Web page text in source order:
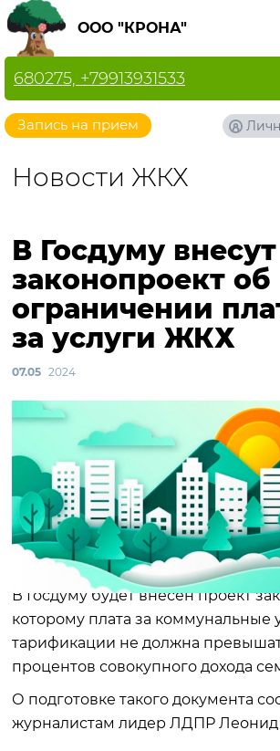
ООО "КРОНА"
Запись на прием
680275, +79913931533
Новости ЖКХ
В Госдуму внесут
законопроект об
ограничении
за услуги ЖКХ
07.05 2024
В Госдуму будет внесен проект
которому плата за коммунальные
тарификации не должна
процентов совокупного дохода
О подготовке такого документа
журналистам лидер ЛДПР Леонид